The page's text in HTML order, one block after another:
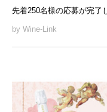
先着250名様の応募が完了
by Wine-Link